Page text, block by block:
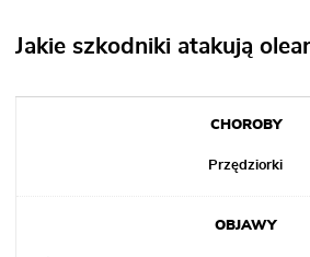
Jakie szkodniki atakują
Przędziorki